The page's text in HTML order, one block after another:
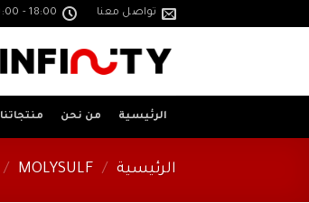
تواصل معنا 18:00 - 09:00
الرئيسية من نحن منتجاتنا
الرئيسية /
MOLYSULF
/